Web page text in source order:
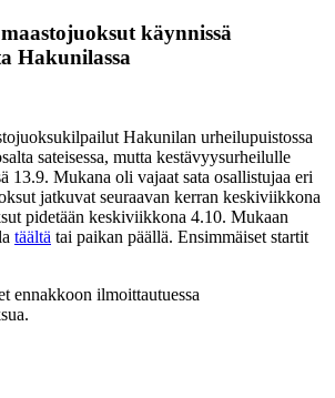
käynnissä
Hakunilassa
Hakunilan urheilupuistossa
sateisessa, mutta kestävyysurheilulle
13.9. Mukana oli vajaat sata osallistujaa eri
jatkuvat seuraavan kerran keskiviikkona
pidetään keskiviikkona 4.10. Mukaan
täältä tai paikan päällä. Ensimmäiset startit
ennakkoon ilmoittautuessa